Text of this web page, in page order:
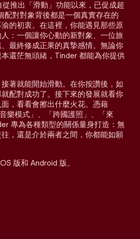
推出「滑動」功能以來，已促成超
配對對象背後都是一個真實存在的
的初衷。在這裡，你能遇見那些原
：一個讓你心動的新對象、一位旅
最終修成正果的真摯感情。無論你
還茫無頭緒，Tinder 都能為你提供
著就能開始滑動。在你按讚後，如
配對成功了。接下來的發展就看你
，看看會擦出什麼火花。憑藉
樂模式」、「跨國護照」、「來
專為各種類型的關係量身打造：無
，還是介於兩者之間，你都能如願
版和 Android 版。